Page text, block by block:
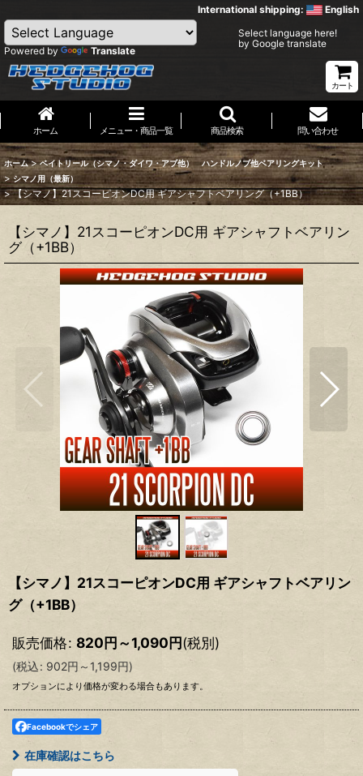
International shipping: English
Powered by Translate
Select language here!
by Google translate
カート
ホーム メニュー・商品一覧 商品検索 問い合わせ
ホーム > ベイトリール（シマノ・ダイワ・アブ他） ハンドルノブ他ベアリングキット
> シマノ用（最新）
> 【シマノ】21スコーピオンDC用 ギアシャフトベアリング（+1BB）
【シマノ】21スコーピオンDC用 ギアシャフトベアリン
グ（+1BB）
【シマノ】21スコーピオンDC用 ギアシャフトベアリン
グ（+1BB）
販売価格: 820円～1,090円(税別)
(税込: 902円 ～1,199円)
オプションにより価格が変わる場合もあります。
Facebookでシェア
在庫確認はこちら